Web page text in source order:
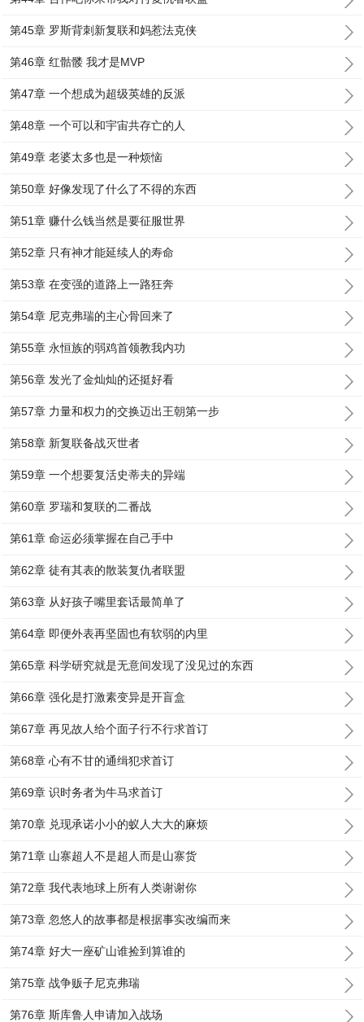
第45章 罗斯背刺新复联和妈惹法克侠
第46章 红骷髅 我才是MVP
第47章 一个想成为超级英雄的反派
第48章 一个可以和宇宙共存亡的人
第49章 老婆太多也是一种烦恼
第50章 好像发现了什么了不得的东西
第51章 赚什么钱当然是要征服世界
第52章 只有神才能延续人的寿命
第53章 在变强的道路上一路狂奔
第54章 尼克弗瑞的主心骨回来了
第55章 永恒族的弱鸡首领教我内功
第56章 发光了金灿灿的还挺好看
第57章 力量和权力的交换迈出王朝第一步
第58章 新复联备战灭世者
第59章 一个想要复活史蒂夫的异端
第60章 罗瑞和复联的二番战
第61章 命运必须掌握在自己手中
第62章 徒有其表的散装复仇者联盟
第63章 从好孩子嘴里套话最简单了
第64章 即便外表再坚固也有软弱的内里
第65章 科学研究就是无意间发现了没见过的东西
第66章 强化是打激素变异是开盲盒
第67章 再见故人给个面子行不行求首订
第68章 心有不甘的通缉犯求首订
第69章 识时务者为牛马求首订
第70章 兑现承诺小小的蚁人大大的麻烦
第71章 山寨超人不是超人而是山寨货
第72章 我代表地球上所有人类谢谢你
第73章 忽悠人的故事都是根据事实改编而来
第74章 好大一座矿山谁捡到算谁的
第75章 战争贩子尼克弗瑞
第76章 斯库鲁人申请加入战场